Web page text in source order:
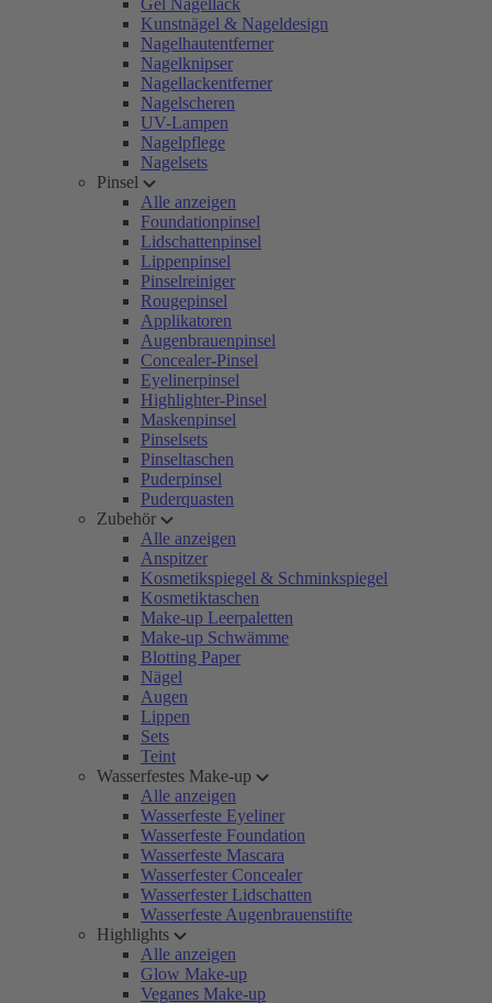
Gel Nagellack
Kunstnägel & Nageldesign
Nagelhautentferner
Nagelknipser
Nagellackentferner
Nagelscheren
UV-Lampen
Nagelpflege
Nagelsets
Pinsel
Alle anzeigen
Foundationpinsel
Lidschattenpinsel
Lippenpinsel
Pinselreiniger
Rougepinsel
Applikatoren
Augenbrauenpinsel
Concealer-Pinsel
Eyelinerpinsel
Highlighter-Pinsel
Maskenpinsel
Pinselsets
Pinseltaschen
Puderpinsel
Puderquasten
Zubehör
Alle anzeigen
Anspitzer
Kosmetikspiegel & Schminkspiegel
Kosmetiktaschen
Make-up Leerpaletten
Make-up Schwämme
Blotting Paper
Nägel
Augen
Lippen
Sets
Teint
Wasserfestes Make-up
Alle anzeigen
Wasserfeste Eyeliner
Wasserfeste Foundation
Wasserfeste Mascara
Wasserfester Concealer
Wasserfester Lidschatten
Wasserfeste Augenbrauenstifte
Highlights
Alle anzeigen
Glow Make-up
Veganes Make-up